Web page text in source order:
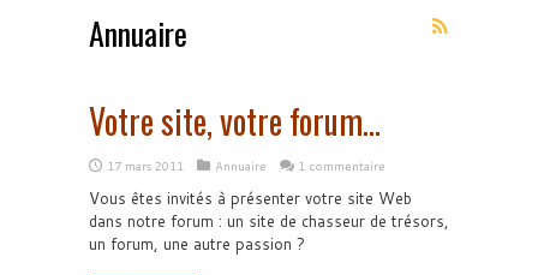
Annuaire
Votre site, votre forum…
17 mars 2011 Annuaire 1 commentaire
Vous êtes invités à présenter votre site Web
dans notre forum : un site de chasseur de trésors,
un forum, une autre passion ?